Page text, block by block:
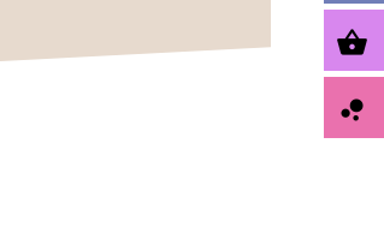
shopping_basket
bubble_chart